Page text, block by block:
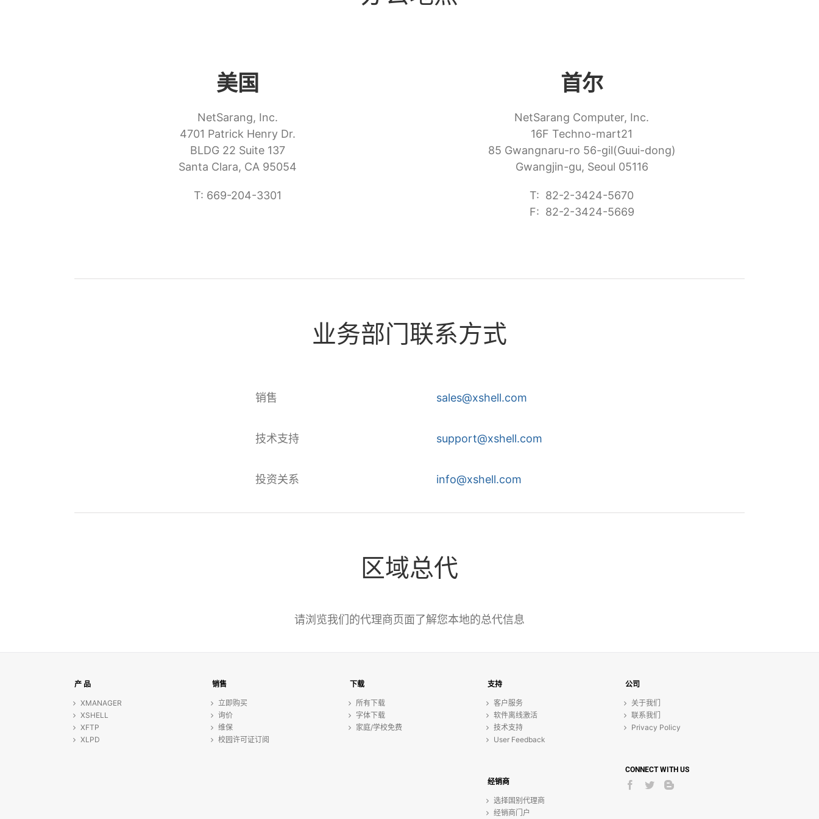
美国
NetSarang, Inc.
4701 Patrick Henry Dr.
BLDG 22 Suite 137
Santa Clara, CA 95054
T: 669-204-3301
首尔
NetSarang Computer, Inc.
16F Techno-mart21
85 Gwangnaru-ro 56-gil(Guui-dong)
Gwangjin-gu, Seoul 05116
T: 82-2-3424-5670
F: 82-2-3424-5669
业务部门联系方式
销售 sales@xshell.com
技术支持 support@xshell.com
投资关系 info@xshell.com
区域总代
请浏览我们的代理商页面了解您本地的总代信息
产 品
XMANAGER
XSHELL
XFTP
XLPD
销售
立即购买
询价
维保
校园许可证订阅
下载
所有下载
字体下载
家庭/学校免费
支持
客户服务
软件离线激活
技术支持
User Feedback
经销商
选择国别代理商
经销商门户
公司
关于我们
联系我们
Privacy Policy
CONNECT WITH US